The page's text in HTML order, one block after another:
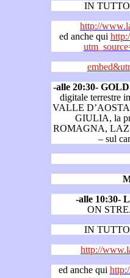
IN
http://
ed anche qui
-alle 20:30-
digitale terrestre in LOMBARDIA,
VALLE D’AOSTA, VENETO, FRIULI
GIULIA, la provincia di Trento, EMILIA
ROMAGNA, LAZIO, CAMPANIA, SARDEGNA
–
-alle 10:30-
ON
IN
http://
ed anche qui